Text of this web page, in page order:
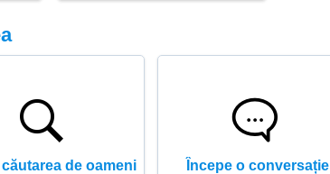
căutarea de oameni Începe o conversație